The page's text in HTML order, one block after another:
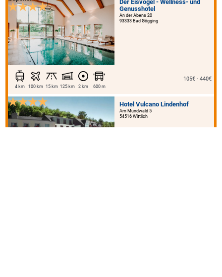
Der Eisvogel - Wellness- und
Genusshotel
An der Abens 20
93333 Bad Gögging
4 km 100 km 15 km 125 km 2 km 600 m
105€ - 440€
Hotel Vulcano Lindenhof
Am Mundwald 5
54516 Wittlich